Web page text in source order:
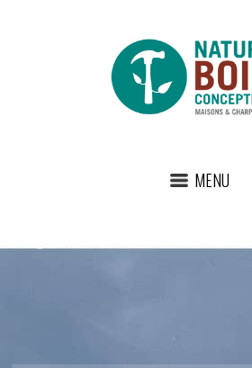
MENU